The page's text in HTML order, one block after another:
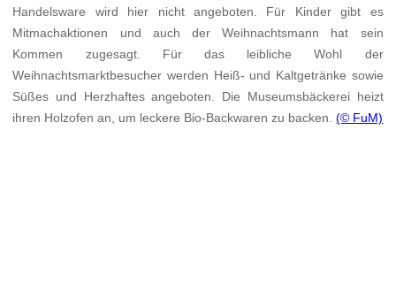
Handelsware wird hier nicht angeboten. Für Kinder gibt es
Mitmachaktionen und auch der Weihnachtsmann hat sein
Kommen zugesagt. Für das leibliche Wohl der
Weihnachtsmarktbesucher werden Heiß- und Kaltgetränke sowie
Süßes und Herzhaftes angeboten. Die Museumsbäckerei heizt
ihren Holzofen an, um leckere Bio-Backwaren zu backen.(© FuM)